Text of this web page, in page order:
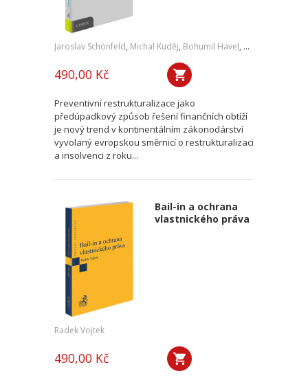
Jaroslav Schönfeld, Michal Kuděj, Bohumil Havel, Petr Sprinz
490,00 Kč
Preventivní restrukturalizace jako
předúpadkový způsob řešení finančních obtíží
je nový trend v kontinentálním zákonodárství
vyvolaný evropskou směrnicí o restrukturalizaci
a insolvenci z roku...
Bail-in a ochrana
vlastnického práva
Radek Vojtek
490,00 Kč